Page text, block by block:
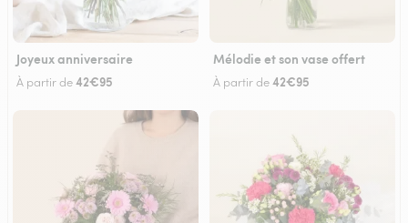
Joyeux anniversaire
À partir de42€95
Mélodie et son vase offert
À partir de42€95